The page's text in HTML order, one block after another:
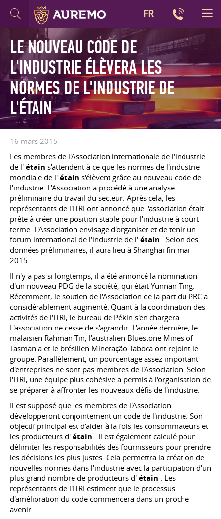
LE NOUVEAU CODE DE
L'INDUSTRIE ÉLÈVERA LES
NORMES DE L'INDUSTRIE DE
L'ÉTAIN
16 mars 2015
Les membres de l'Association internationale de l'industrie
de l' étain s'attendent à ce que les normes de l'industrie
mondiale de l' étain s'élèvent grâce au nouveau code de
l'industrie. L'Association a procédé à une analyse
préliminaire du travail du secteur. Après cela, les
représentants de l'ITRI ont annoncé que l'association était
prête à créer une position stable pour l'industrie à court
terme. L'Association envisage d'organiser et de tenir un
forum international de l'industrie de l' étain . Selon des
données préliminaires, il aura lieu à Shanghai fin mai
2015.
Il n'y a pas si longtemps, il a été annoncé la nomination
d'un nouveau PDG de la société, qui était Yunnan Ting.
Récemment, le soutien de l'Association de la part du PRC a
considérablement augmenté. Quant à la coordination des
activités de l'ITRI, le bureau de Pékin s'en chargera.
L'association ne cesse de s'agrandir. L'année dernière, le
malaisien Rahman Tin, l'australien Bluestone Mines of
Tasmania et le brésilien Mineração Taboca ont rejoint le
groupe. Parallèlement, un pourcentage assez important
d'entreprises ne sont pas membres de l'Association. Selon
l'ITRI, une équipe plus cohésive a permis à l'organisation de
se préparer à affronter les nouveaux défis de l'industrie.
Il est supposé que les membres de l'Association
développeront conjointement un code de l'industrie. Son
objectif principal est d'aider à la fois les consommateurs et
les producteurs d' étain . Il est également calculé pour
délimiter les responsabilités des fournisseurs pour prendre
les décisions les plus justes. Cela permettra la création de
nouvelles normes dans l'industrie avec la participation d'un
plus grand nombre de producteurs d' étain . Les
représentants de l'ITRI estiment que le processus
d'amélioration du code commencera dans un proche
avenir.
FR